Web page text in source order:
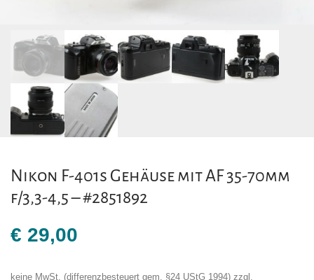
Nikon F-401s Gehäuse mit AF 35-70mm
f/3,3-4,5 – #2851892
€ 29,00
keine MwSt. (differenzbesteuert gem. §24 UStG 1994) zzgl.